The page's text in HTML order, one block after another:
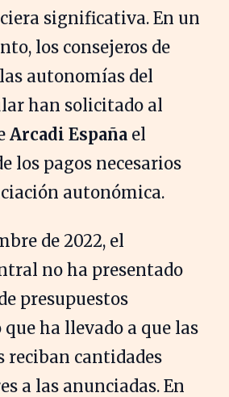
significativa. En un
los consejeros de
autonomías del
han solicitado al
Arcadi España el
los pagos necesarios
autonómica.
de 2022, el
no ha presentado
presupuestos
que ha llevado a que las
reciban cantidades
a las anunciadas. En